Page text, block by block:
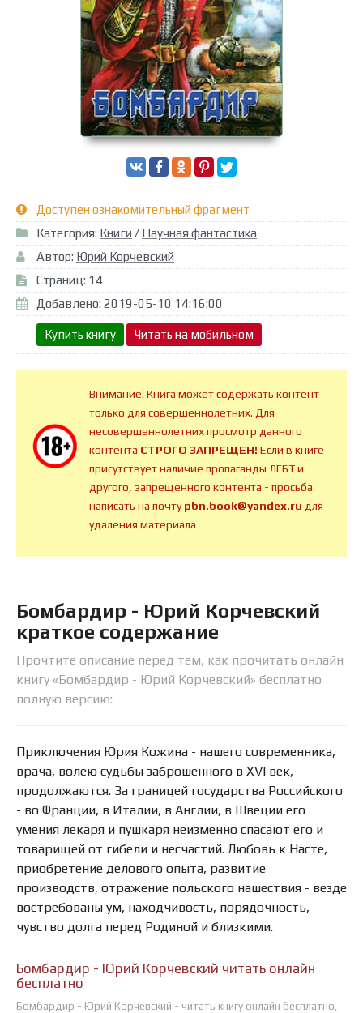
Доступен ознакомительный фрагмент
Категория: Книги / Научная фантастика
Автор: Юрий Корчевский
Страниц: 14
Добавлено: 2019-05-10 14:16:00
Купить книгу Читать на мобильном
Внимание! Книга может содержать контент
только для совершеннолетних. Для
несовершеннолетних просмотр данного
контента СТРОГО ЗАПРЕЩЕН!Если в книге
присутствует наличие пропаганды ЛГБТ и
другого, запрещенного контента - просьба
написать на почтуpbn.book@yandex.ru для
удаления материала
Бомбардир - Юрий Корчевский
краткое содержание
Прочтите описание перед тем, как прочитать онлайн
книгу «Бомбардир - Юрий Корчевский» бесплатно
полную версию:
Приключения Юрия Кожина - нашего современника,
врача, волею судьбы заброшенного в XVI век,
продолжаются. За границей государства Российского
- во Франции, в Италии, в Англии, в Швеции его
умения лекаря и пушкаря неизменно спасают его и
товарищей от гибели и несчастий. Любовь к Насте,
приобретение делового опыта, развитие
производств, отражение польского нашествия - везде
востребованы ум, находчивость, порядочность,
чувство долга перед Родиной и близкими.
Бомбардир - Юрий Корчевский читать онлайн
бесплатно
Бомбардир - Юрий Корчевский - читать книгу онлайн бесплатно,